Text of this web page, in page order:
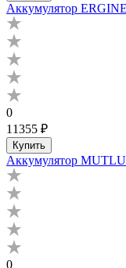
Аккумулятор
0
11355 ₽
Купить
Аккумулятор
0